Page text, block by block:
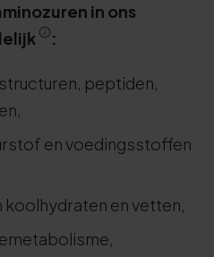
in ons
:
peptiden,
en voedingsstoffen
koolhydraten en vetten,